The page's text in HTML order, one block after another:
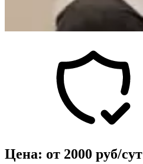
Цена: от 2000 руб/сут